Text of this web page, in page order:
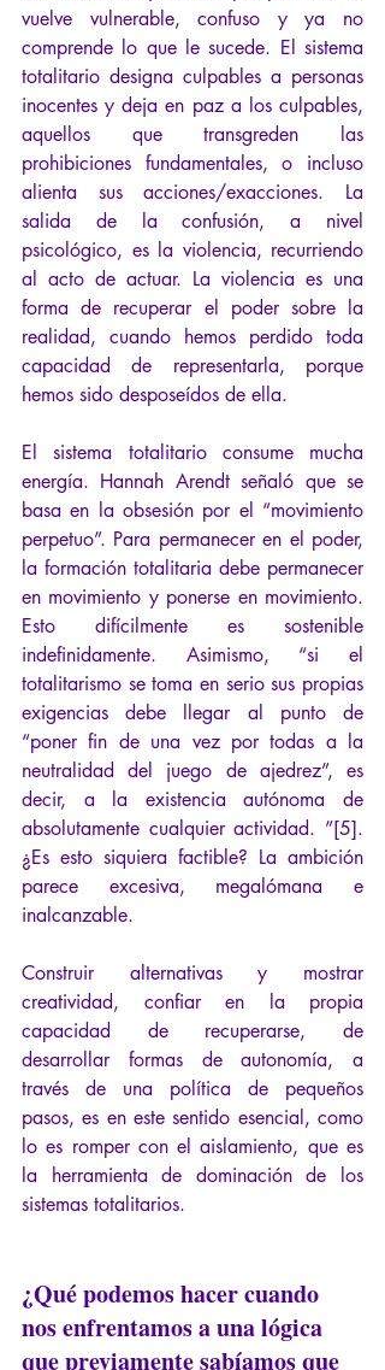
vuelve vulnerable, confuso y ya no
comprende lo que le sucede. El sistema
totalitario designa culpables a personas
inocentes y deja en paz a los culpables,
aquellos que transgreden las
prohibiciones fundamentales, o incluso
alienta sus acciones/exacciones. La
salida de la confusión, a nivel
psicológico, es la violencia, recurriendo
al acto de actuar. La violencia es una
forma de recuperar el poder sobre la
realidad, cuando hemos perdido toda
capacidad de representarla, porque
hemos sido desposeídos de ella.
El sistema totalitario consume mucha
energía. Hannah Arendt señaló que se
basa en la obsesión por el “movimiento
perpetuo”. Para permanecer en el poder,
la formación totalitaria debe permanecer
en movimiento y ponerse en movimiento.
Esto difícilmente es sostenible
indefinidamente. Asimismo, “si el
totalitarismo se toma en serio sus propias
exigencias debe llegar al punto de
“poner fin de una vez por todas a la
neutralidad del juego de ajedrez”, es
decir, a la existencia autónoma de
absolutamente cualquier actividad. ”[5].
¿Es esto siquiera factible? La ambición
parece excesiva, megalómana e
inalcanzable.
Construir alternativas y mostrar
creatividad, confiar en la propia
capacidad de recuperarse, de
desarrollar formas de autonomía, a
través de una política de pequeños
pasos, es en este sentido esencial, como
lo es romper con el aislamiento, que es
la herramienta de dominación de los
sistemas totalitarios.
¿Qué podemos hacer cuando
nos enfrentamos a una lógica
que previamente sabíamos que